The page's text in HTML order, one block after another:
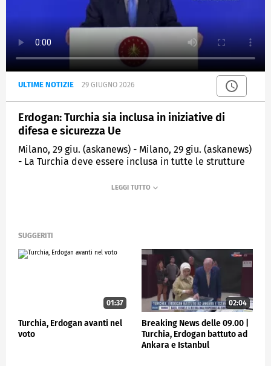
ULTIME NOTIZIE 29 GIUGNO 2026
Erdogan: Turchia sia inclusa in iniziative di
difesa e sicurezza Ue
Milano, 29 giu. (askanews) - Milano, 29 giu. (askanews)
- La Turchia deve essere inclusa in tutte le strutture
presidente Recep Tayyip Erdogan, una settimana
russa, di altre incognite e rispetto alla NATO, in vista
turca il 7 e l'8 luglio.
SUGGERITI
01:37
Turchia, Erdogan avanti nel
voto
02:04
Breaking News delle 09.00 |
Turchia, Erdogan battuto ad
Ankara e Istanbul